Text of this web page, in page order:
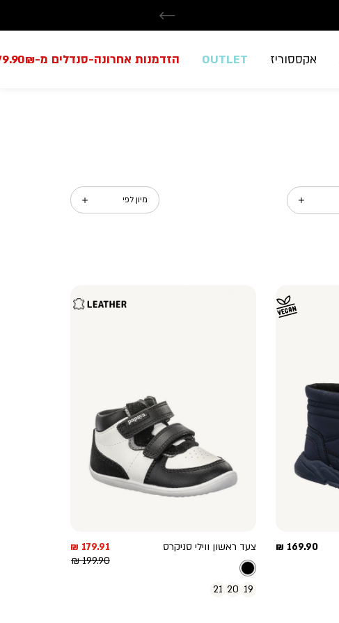
אקססוריז OUTLET הזדמנות אחרונה-סנדלים מ-79.90₪
מחיר
169.90 ₪ צעד ראשון ווילי סניקרס
מחיר
מוצר
179.91 ₪
מחיר
199.90 ₪
19
20
21